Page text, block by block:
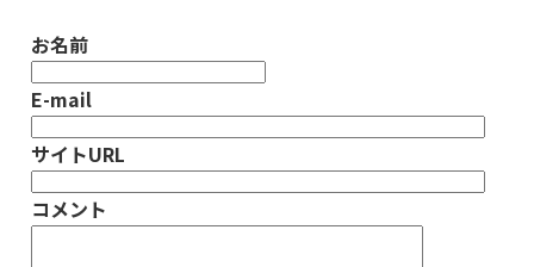
お名前
E-mail
サイトURL
コメント